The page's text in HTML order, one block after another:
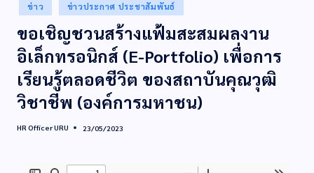
ข่าว ข่าวประกาศ ประชาสัมพันธ์
ขอเชิญชวนสร้างแฟ้มสะสมผลงาน
อิเล็กทรอนิกส์ (E-Portfolio) เพื่อการ
เรียนรู้ตลอดชีวิต ของสถาบันคุณวุฒิ
วิชาชีพ (องค์การมหาชน)
HR Officer URU 23/05/2023